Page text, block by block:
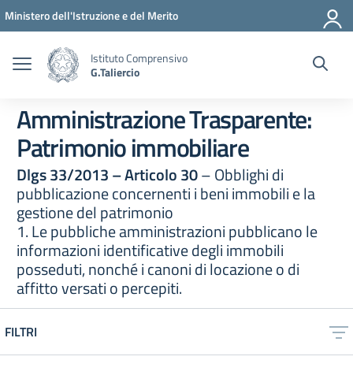
Vai ai contenuti
Vai al menu di navigazione
Vai al footer
Ministero dell'Istruzione e del Merito
Istituto Comprensivo
G.Taliercio
Amministrazione Trasparente:
Patrimonio immobiliare
Dlgs 33/2013 – Articolo 30– Obblighi di
pubblicazione concernenti i beni immobili e la
gestione del patrimonio
1. Le pubbliche amministrazioni pubblicano le
informazioni identificative degli immobili
posseduti, nonché i canoni di locazione o di
affitto versati o percepiti.
FILTRI